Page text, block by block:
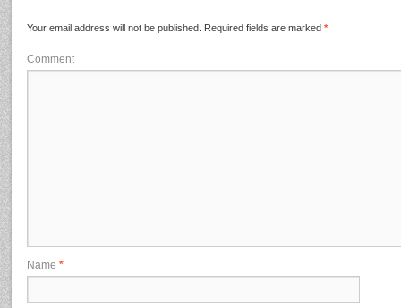
Your email address will not be published. Required fields are marked *
Comment
Name *